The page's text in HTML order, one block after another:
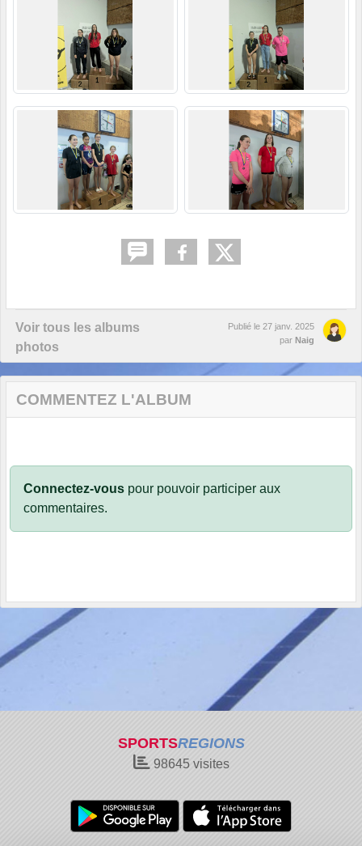
Voir tous les albums
photos
Publié le 27 janv. 2025
par Naig
COMMENTEZ L'ALBUM
Connectez-vous pour pouvoir participer aux
commentaires.
SPORTSREGIONS
98645visites